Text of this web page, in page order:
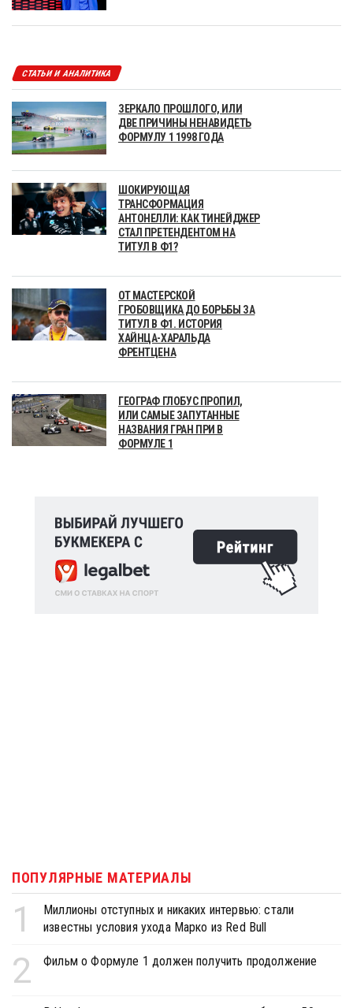
СТАТЬИ И АНАЛИТИКА
ЗЕРКАЛО ПРОШЛОГО, ИЛИ
ДВЕ ПРИЧИНЫ НЕНАВИДЕТЬ
ФОРМУЛУ 1 1998 ГОДА
ШОКИРУЮЩАЯ
ТРАНСФОРМАЦИЯ
АНТОНЕЛЛИ: КАК ТИНЕЙДЖЕР
СТАЛ ПРЕТЕНДЕНТОМ НА
ТИТУЛ В Ф1?
ОТ МАСТЕРСКОЙ
ГРОБОВЩИКА ДО БОРЬБЫ ЗА
ТИТУЛ В Ф1. ИСТОРИЯ
ХАЙНЦА-ХАРАЛЬДА
ФРЕНТЦЕНА
ГЕОГРАФ ГЛОБУС ПРОПИЛ,
ИЛИ САМЫЕ ЗАПУТАННЫЕ
НАЗВАНИЯ ГРАН ПРИ В
ФОРМУЛЕ 1
ПОПУЛЯРНЫЕ МАТЕРИАЛЫ
1
Миллионы отступных и никаких интервью: стали
известны условия ухода Марко из Red Bull
2 Фильм о Формуле 1 должен получить продолжение